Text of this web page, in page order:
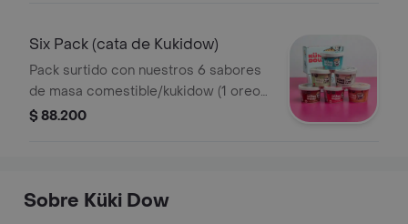
Six Pack (cata de Kukidow)
Pack surtido con nuestros 6 sabores
de masa comestible/kukidow (1 oreo
cookies & cream, 1 red velvet & white
$ 88.200
Sobre Küki Dow